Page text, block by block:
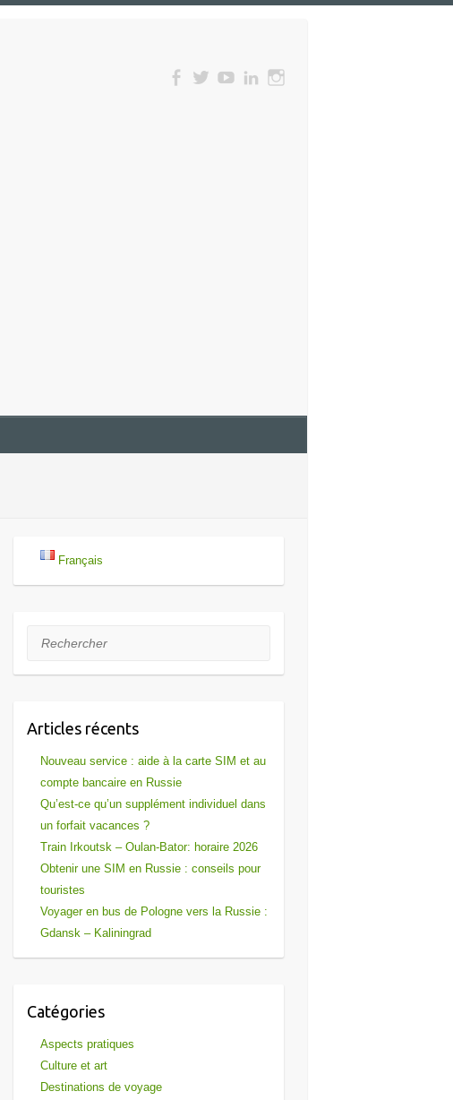
Français
Rechercher
Articles récents
Nouveau service : aide à la carte SIM et au
compte bancaire en Russie
Qu’est-ce qu’un supplément individuel dans
un forfait vacances ?
Train Irkoutsk – Oulan-Bator: horaire 2026
Obtenir une SIM en Russie : conseils pour
touristes
Voyager en bus de Pologne vers la Russie :
Gdansk – Kaliningrad
Catégories
Aspects pratiques
Culture et art
Destinations de voyage